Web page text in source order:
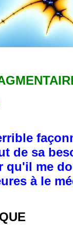
de sa
qu'il me
à le